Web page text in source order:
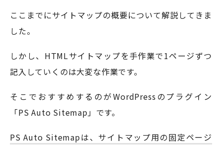
ここまでにサイトマップの概要について解説してきま
した。
しかし、HTMLサイトマップを手作業で1ページずつ
記入していくのは大変な作業です。
そこでおすすめするのがWordPressのプラグイン
「PS Auto Sitemap」です。
PS Auto Sitemapは、サイトマップ用の固定ページ